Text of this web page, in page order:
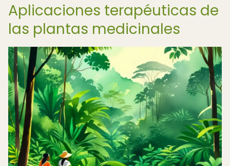
Aplicaciones terapéuticas de
las plantas medicinales